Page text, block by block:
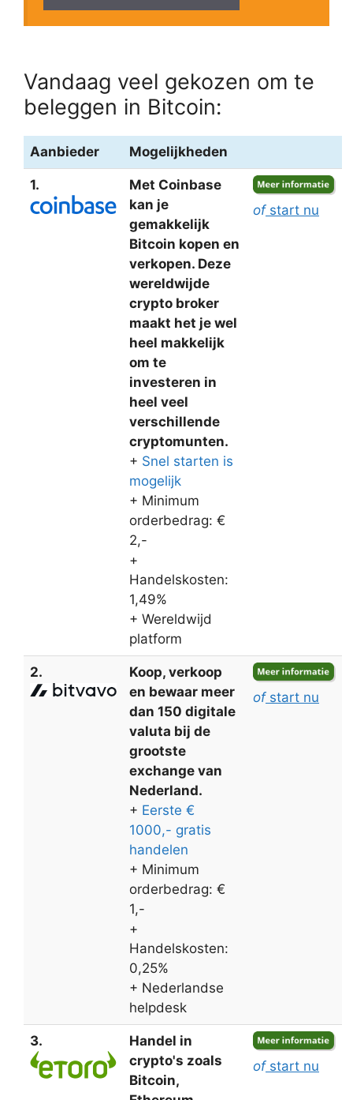
Vandaag veel gekozen om te
beleggen in Bitcoin:
Aanbieder Mogelijkheden
1.
Met Coinbase
kan je
gemakkelijk
Bitcoin kopen en
verkopen. Deze
wereldwijde
crypto broker
maakt het je wel
heel makkelijk
om te
investeren in
heel veel
verschillende
cryptomunten.
+ Snel starten is
mogelijk
+ Minimum
orderbedrag: €
2,-
+
Handelskosten:
1,49%
+ Wereldwijd
platform
ofstart nu
2.
Koop, verkoop
en bewaar meer
dan 150 digitale
valuta bij de
grootste
exchange van
Nederland.
+ Eerste €
1000,- gratis
handelen
+ Minimum
orderbedrag: €
1,-
+
Handelskosten:
0,25%
+ Nederlandse
helpdesk
ofstart nu
3.
Handel in
crypto's zoals
Bitcoin,
ofstart nu